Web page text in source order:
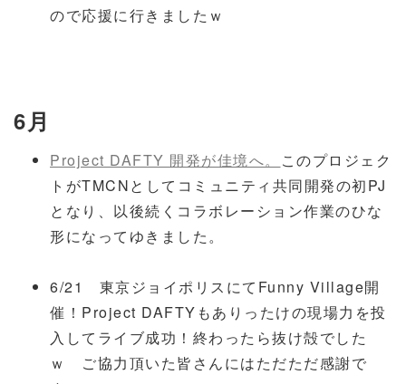
ので応援に行きましたｗ
6月
Project DAFTY 開発が佳境へ。
このプロジェク
トがTMCNとしてコミュニティ共同開発の初PJ
となり、以後続くコラボレーション作業のひな
形になってゆきました。
6/21 東京ジョイポリスにてFunny Village開
催！Project DAFTYもありったけの現場力を投
入してライブ成功！終わったら抜け殻でした
ｗ ご協力頂いた皆さんにはただただ感謝で